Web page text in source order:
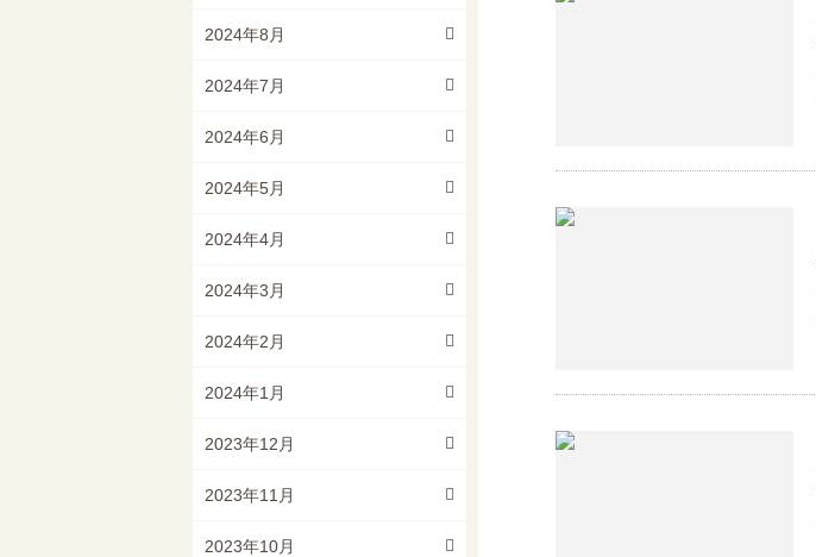
2024年8月
2024年7月
2024年6月
2024年5月
2024年4月
2024年3月
2024年2月
2024年1月
2023年12月
2023年11月
2023年10月